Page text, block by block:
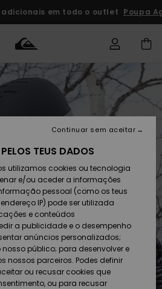
adicionais em todo o outlet Poupa
e
água
e
água
Shop
Shop
à tua
TEUS DADOS
utilizamos cookies ou tecnologia
e/ou aceder a informações
pessoal (como os teus
IP) pode ser utilizada
e conteúdos
a publicidade e o desempenho
anúncios personalizados;
público; para desenvolver e
nossos parceiros. Podes definir
ou recusar cookies que
ou para recusar
Continuar sem aceitar